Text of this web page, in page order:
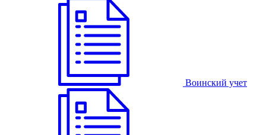
Воинский учет